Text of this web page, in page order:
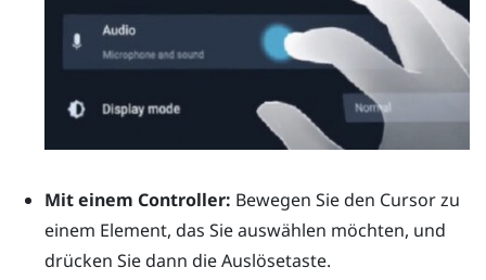
Mit einem Controller: Bewegen Sie den Cursor zu
einem Element, das Sie auswählen möchten, und
drücken Sie dann dieAuslösetaste.